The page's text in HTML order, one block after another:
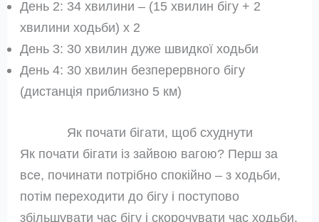
День 2: 34 хвилини – (15 хвилин бігу + 2
хвилини ходьби) x 2
День 3: 30 хвилин дуже швидкої ходьби
День 4: 30 хвилин безперервного бігу
(дистанція приблизно 5 км)
Як почати бігати, щоб схуднути
Як почати бігати із зайвою вагою? Перш за
все, починати потрібно спокійно – з ходьби,
потім переходити до бігу і поступово
збільшувати час бігу і скорочувати час ходьби.